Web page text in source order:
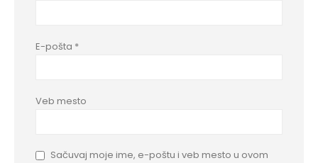
E-pošta *
Veb mesto
Sačuvaj moje ime, e-poštu i veb mesto u ovom